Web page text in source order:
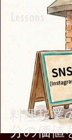
料理起
分の価値